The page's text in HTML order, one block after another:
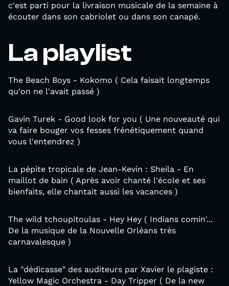
c'est parti pour la livraison musicale de la semaine à
écouter dans son cabriolet ou dans son canapé.
La playlist
The Beach Boys - Kokomo ( Cela faisait longtemps
qu'on ne l'avait passé )
Gavin Turek - Good look for you ( Une nouveauté qui
va faire bouger vos fesses frénétiquement quand
vous l'entendrez )
La pépite tropicale de Jean-Kevin : Sheila - En
maillot de bain ( Après avoir chanté l'école et ses
bienfaits, elle chantait aussi les vacances )
The wild tchoupitoulas - Hey Hey ( Indians comin'...
De la musique de la Nouvelle Orléans très
carnavalesque )
La "dédicasse" des auditeurs par Xavier le plagiste :
Yellow Magic Orchestra - Day Tripper ( De la new